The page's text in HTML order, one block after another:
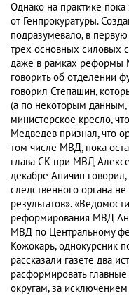
Однако на практике
от Генпрокуратуры.
подразумевало, в
трех основных силовых
даже в рамках реформы
говорить об отделении
говорил Степашин,
(а по некоторым
министерское кресло,
Медведев признал, что
том числе МВД, пока
глава СК при МВД
декабре Аничин
следственного органа
результатов».
реформирования МВД
МВД по Центральному
Кожокарь, однокурсник
рассказали газете два
расформировать
округам, за